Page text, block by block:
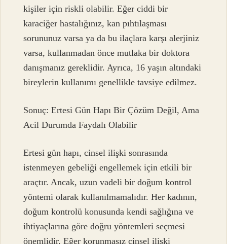
kişiler için riskli olabilir. Eğer ciddi bir
karaciğer hastalığınız, kan pıhtılaşması
sorununuz varsa ya da bu ilaçlara karşı alerjiniz
varsa, kullanmadan önce mutlaka bir doktora
danışmanız gereklidir. Ayrıca, 16 yaşın altındaki
bireylerin kullanımı genellikle tavsiye edilmez.
Sonuç: Ertesi Gün Hapı Bir Çözüm Değil, Ama
Acil Durumda Faydalı Olabilir
Ertesi gün hapı, cinsel ilişki sonrasında
istenmeyen gebeliği engellemek için etkili bir
araçtır. Ancak, uzun vadeli bir doğum kontrol
yöntemi olarak kullanılmamalıdır. Her kadının,
doğum kontrolü konusunda kendi sağlığına ve
ihtiyaçlarına göre doğru yöntemleri seçmesi
önemlidir. Eğer korunmasız cinsel ilişki